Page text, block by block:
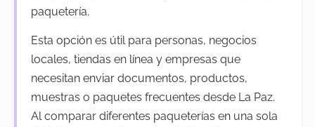
paquetería.
Esta opción es útil para personas, negocios
locales, tiendas en línea y empresas que
necesitan enviar documentos, productos,
muestras o paquetes frecuentes desde La Paz.
Al comparar diferentes paqueterías en una sola